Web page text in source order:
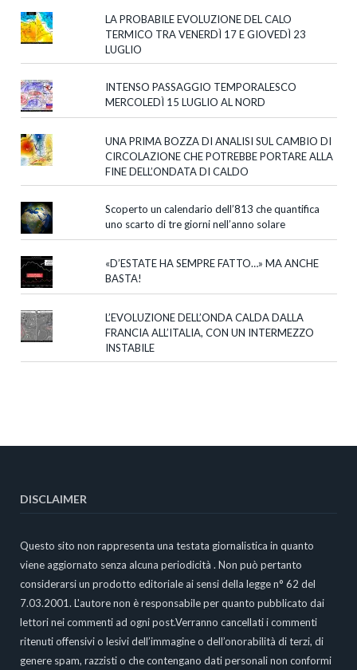
LA PROBABILE EVOLUZIONE DEL CALO
TERMICO TRA VENERDÌ 17 E GIOVEDÌ 23
LUGLIO
INTENSO PASSAGGIO TEMPORALESCO
MERCOLEDÌ 15 LUGLIO AL NORD
UNA PRIMA BOZZA DI ANALISI SUL CAMBIO DI
CIRCOLAZIONE CHE POTREBBE PORTARE ALLA
FINE DELL’ONDATA DI CALDO
Scoperto un calendario dell’813 che quantifica
uno scarto di tre giorni nell’anno solare
«D’ESTATE HA SEMPRE FATTO…» MA ANCHE
BASTA!
L’EVOLUZIONE DELL’ONDA CALDA DALLA
FRANCIA ALL’ITALIA, CON UN INTERMEZZO
INSTABILE
DISCLAIMER
Questo sito non rappresenta una testata giornalistica in quanto
viene aggiornato senza alcuna periodicità . Non può pertanto
considerarsi un prodotto editoriale ai sensi della legge n° 62 del
7.03.2001. L'autore non è responsabile per quanto pubblicato dai
lettori nei commenti ad ogni post.Verranno cancellati i commenti
ritenuti offensivi o lesivi dell’immagine o dell’onorabilità di terzi, di
genere spam, razzisti o che contengano dati personali non conformi